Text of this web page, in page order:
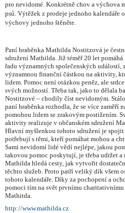
pro nevidomé. Konkrétně chov a výchova
psů. Výtěžek z prodeje jednoho kalendáře
výchovy jednoho štěněte.
Paní hraběnka Mathilda Nostitzová je
sdružení Mathilda. Již téměř 20 let
řadu významných společenských událostí,
významnou finanční částkou na aktivity,
lidem. Pomoc není otázkou peněz, ale
svých možností. Třeba tak, jako to dělala
Nostitzové – chodily číst nevidomým.
paní hraběnka rozhodla, že se více zaměří
pomohou lidem se zrakovým postižením.
aktivity realizuje v občanském sdružení
Hlavní myšlenkou tohoto sdružení je
potřebují s těmi, kteří pomáhat mohou a
Sami nevidomí lidé vědí nejlépe, jakou
takovou pomoc poskytují, je třeba udržet a
Mathilda hledá cesty, jak vytvořit
těchto služeb. Proto patří veliký dík všem
tohoto kalendáře. Díky za pochopení a
pomoci tím na svět prvnímu
Mathitda.
http://www.mathilda.cz